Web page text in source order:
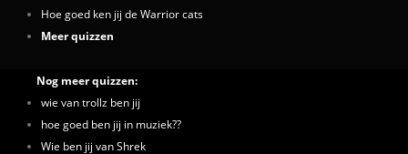
Hoe goed ken jij de Warrior cats
Meer quizzen
Nog meer quizzen:
wie van trollz ben jij
hoe goed ben jij in muziek??
Wie ben jij van Shrek